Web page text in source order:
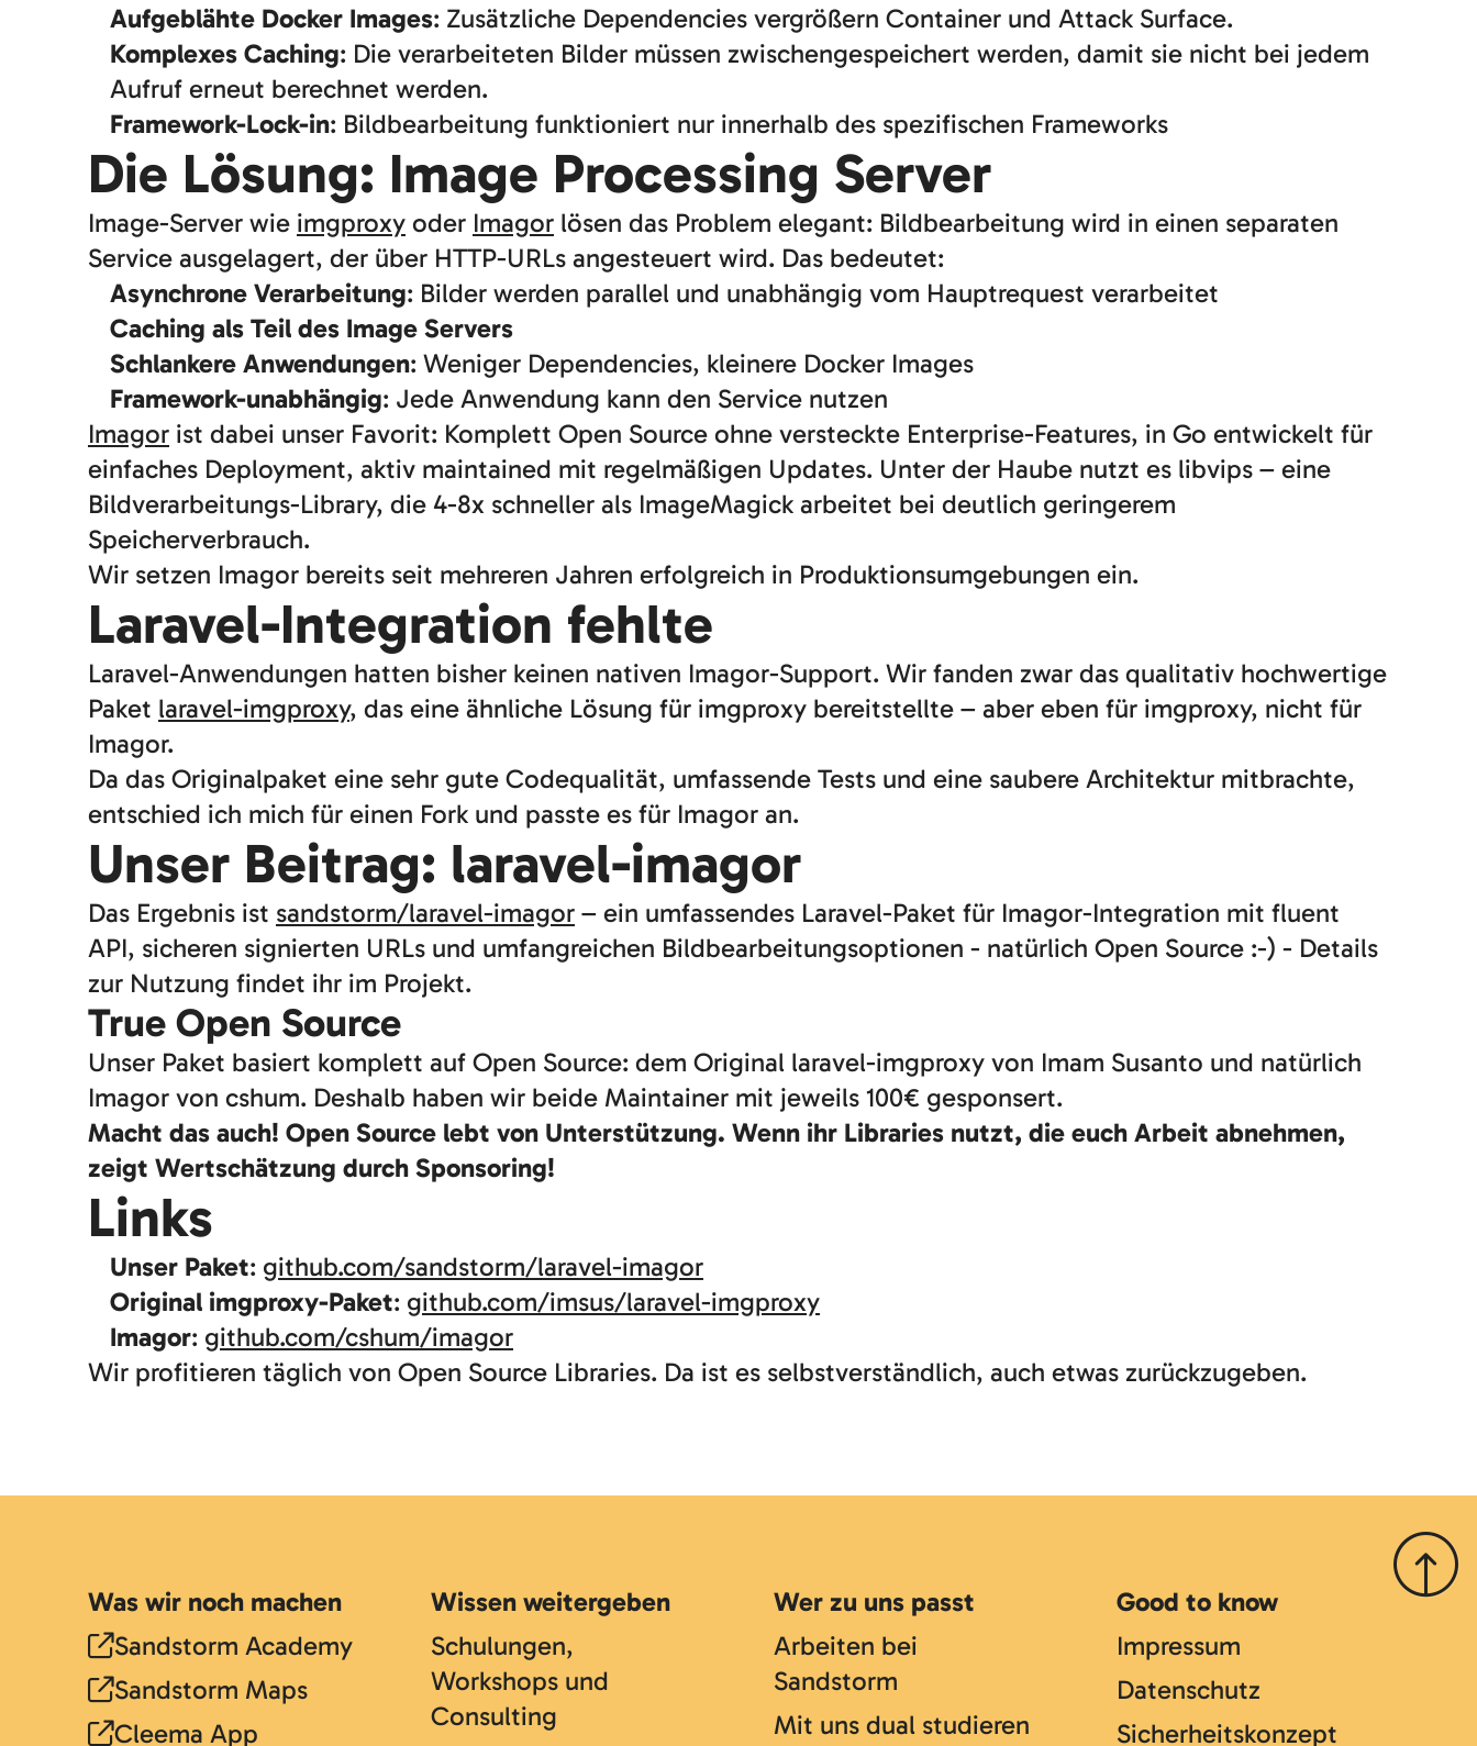
Aufgeblähte Docker Images: Zusätzliche Dependencies vergrößern Container und Attack Surface.
Komplexes Caching: Die verarbeiteten Bilder müssen zwischengespeichert werden, damit sie nicht bei jedem
Aufruf erneut berechnet werden.
Framework-Lock-in: Bildbearbeitung funktioniert nur innerhalb des spezifischen Frameworks
Die Lösung: Image Processing Server
Image-Server wie imgproxy oder Imagor lösen das Problem elegant: Bildbearbeitung wird in einen separaten
Service ausgelagert, der über HTTP-URLs angesteuert wird. Das bedeutet:
Asynchrone Verarbeitung: Bilder werden parallel und unabhängig vom Hauptrequest verarbeitet
Caching als Teil des Image Servers
Schlankere Anwendungen: Weniger Dependencies, kleinere Docker Images
Framework-unabhängig: Jede Anwendung kann den Service nutzen
Imagor ist dabei unser Favorit: Komplett Open Source ohne versteckte Enterprise-Features, in Go entwickelt für
einfaches Deployment, aktiv maintained mit regelmäßigen Updates. Unter der Haube nutzt es libvips – eine
Bildverarbeitungs-Library, die 4-8x schneller als ImageMagick arbeitet bei deutlich geringerem
Speicherverbrauch.
Wir setzen Imagor bereits seit mehreren Jahren erfolgreich in Produktionsumgebungen ein.
Laravel-Integration fehlte
Laravel-Anwendungen hatten bisher keinen nativen Imagor-Support. Wir fanden zwar das qualitativ hochwertige
Paket laravel-imgproxy, das eine ähnliche Lösung für imgproxy bereitstellte – aber eben für imgproxy, nicht für
Imagor.
Da das Originalpaket eine sehr gute Codequalität, umfassende Tests und eine saubere Architektur mitbrachte,
entschied ich mich für einen Fork und passte es für Imagor an.
Unser Beitrag: laravel-imagor
Das Ergebnis ist sandstorm/laravel-imagor – ein umfassendes Laravel-Paket für Imagor-Integration mit fluent
API, sicheren signierten URLs und umfangreichen Bildbearbeitungsoptionen - natürlich Open Source :-) - Details
zur Nutzung findet ihr im Projekt.
True Open Source
Unser Paket basiert komplett auf Open Source: dem Original laravel-imgproxy von Imam Susanto und natürlich
Imagor von cshum. Deshalb haben wir beide Maintainer mit jeweils 100€ gesponsert.
Macht das auch! Open Source lebt von Unterstützung. Wenn ihr Libraries nutzt, die euch Arbeit abnehmen,
zeigt Wertschätzung durch Sponsoring!
Links
Unser Paket: github.com/sandstorm/laravel-imagor
Original imgproxy-Paket: github.com/imsus/laravel-imgproxy
Imagor: github.com/cshum/imagor
Wir profitieren täglich von Open Source Libraries. Da ist es selbstverständlich, auch etwas zurückzugeben.
Nach
Was wir noch machen
Sandstorm Academy
Sandstorm Maps
Cleema App
Wissen weitergeben
Schulungen,
Workshops und
Consulting
Wer zu uns passt
Arbeiten bei
Sandstorm
Mit uns dual studieren
Good to know
Impressum
Datenschutz
Sicherheitskonzept